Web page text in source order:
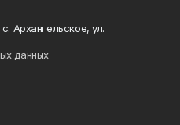
Архангельское, ул.
данных